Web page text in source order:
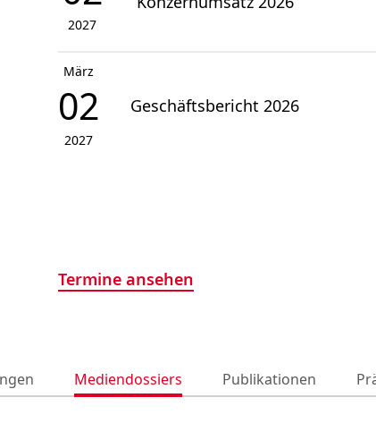
2027
März
02
2027
Geschäftsbericht 2026
Termine ansehen
Mediendossiers Publikationen